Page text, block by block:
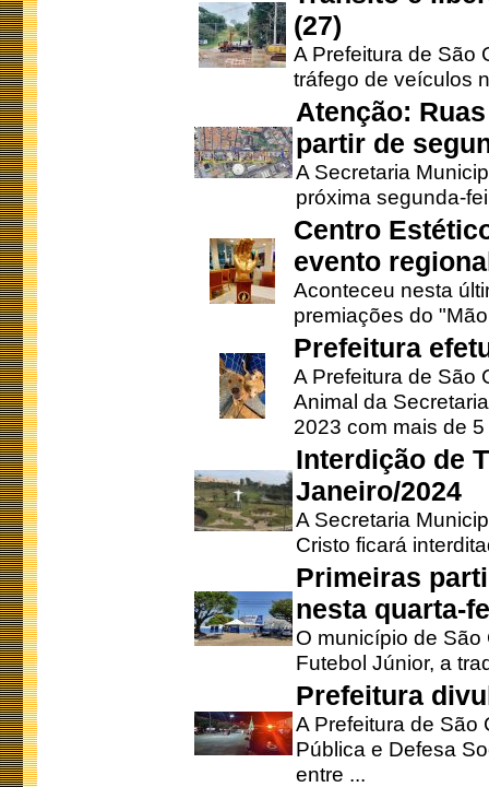
(27)
A Prefeitura de São
tráfego de veículos
Atenção:
partir de
A Secretaria
próxima segunda-
Centro
evento
Aconteceu nesta
premiações do
Prefeitura
A Prefeitura de São
Animal da
2023 com mais de 5
Interdição de
Janeiro/2024
A Secretaria
Cristo ficará
Primeiras
nesta quarta-
O município de
Futebol Júnior, a
Prefeitura
A Prefeitura de São
Pública e Defesa
entre ...